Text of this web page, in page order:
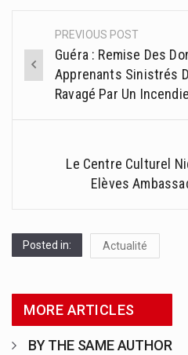
Post
navigation
PREVIOUS POST
Guéra : Remise Des
Apprenants Sinistrés
Ravagé Par Un
Le Centre Culturel
Elèves
Posted in: Actualité
MORE ARTICLES
BY THE SAME AUTHOR